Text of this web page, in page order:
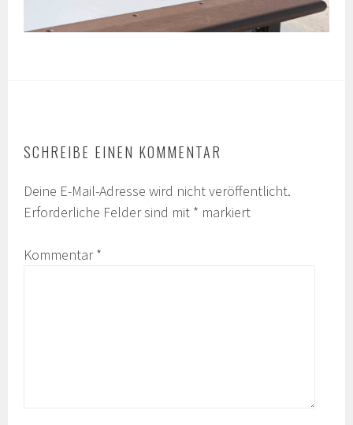
SCHREIBE EINEN KOMMENTAR
Deine E-Mail-Adresse wird nicht veröffentlicht.
Erforderliche Felder sind mit * markiert
Kommentar*